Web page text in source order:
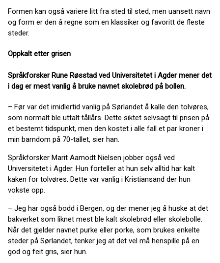
Formen kan også variere litt fra sted til sted, men uansett navn
og form er den å regne som en klassiker og favoritt de fleste
steder.
Oppkalt etter grisen
Språkforsker Rune Røsstad ved Universitetet i Agder mener det
i dag er mest vanlig å bruke navnet skolebrød på bollen.
– Før var det imidlertid vanlig på Sørlandet å kalle den tolvøres,
som normalt ble uttalt tållårs. Dette siktet selvsagt til prisen på
et bestemt tidspunkt, men den kostet i alle fall et par kroner i
min barndom på 70-tallet, sier han.
Språkforsker Marit Aamodt Nielsen jobber også ved
Universitetet i Agder. Hun forteller at hun selv alltid har kalt
kaken for tolvøres. Dette var vanlig i Kristiansand der hun
vokste opp.
– Jeg har også bodd i Bergen, og der mener jeg å huske at det
bakverket som liknet mest ble kalt skolebrød eller skolebolle.
Når det gjelder navnet purke eller porke, som brukes enkelte
steder på Sørlandet, tenker jeg at det vel må henspille på en
god og feit gris, sier hun.